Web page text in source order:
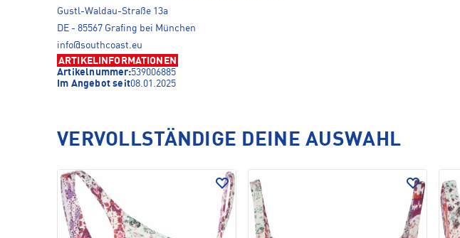
Gustl-Waldau-Straße 13a
DE - 85567 Grafing bei München
info@southcoast.eu
ARTIKELINFORMATIONEN
Artikelnummer:539006885
Im Angebot seit08.01.2025
VERVOLLSTÄNDIGE DEINE AUSWAHL